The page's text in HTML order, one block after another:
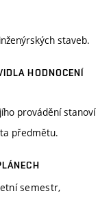
staveb.
HODNOCENÍ
provádění stanoví
předmětu.
semestr,